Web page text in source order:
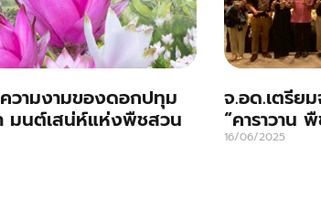
ามงามของดอกปทุม
มนต์เสน่ห์แห่งพืชสวน
จ.อด.เตรีย
“คาราวาน
16/06/2025